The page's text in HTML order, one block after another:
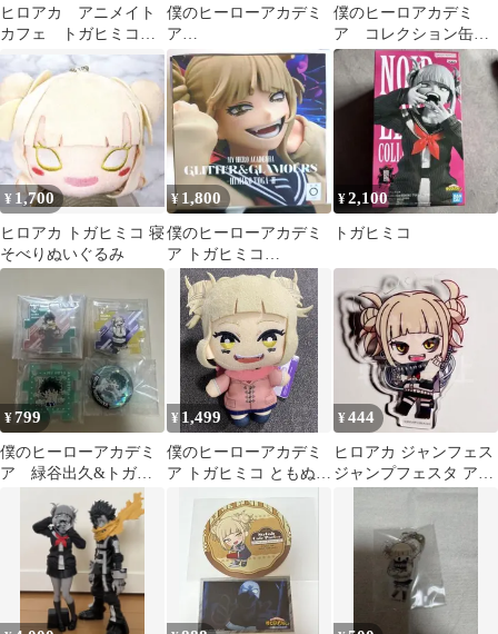
ヒロアカ アニメイト
カフェ トガヒミコ
トゥワイス 6点セット
僕のヒーローアカデミ
ア
GLITTER&GLAMOUR
S トガヒミコ
僕のヒーロアカデミ
ア コレクション缶バ
ッジ 第5弾 トガ
¥ 1,700
ヒロアカ トガヒミコ 寝
そべりぬいぐるみ
¥ 1,800
僕のヒーローアカデミ
ア トガヒミコ
GLITTER&GLAMOUR
¥2,100
トガヒミコ
¥799
僕のヒーローアカデミ
ア 緑谷出久&トガヒ
ミコ 特典 アクリル
パズル オマケ付き
¥1,499
僕のヒーローアカデミ
ア トガヒミコ ともぬい
タグ付き
¥444
ヒロアカ ジャンフェス
ジャンプフェスタ アク